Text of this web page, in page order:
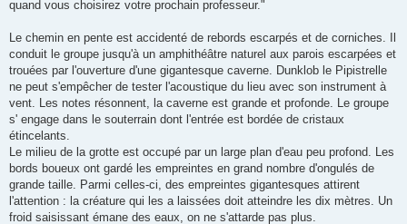
quand vous choisirez votre prochain professeur."
Le chemin en pente est accidenté de rebords escarpés et de corniches. Il
conduit le groupe jusqu'à un amphithéâtre naturel aux parois escarpées et
trouées par l'ouverture d'une gigantesque caverne. Dunklob le Pipistrelle
ne peut s'empêcher de tester l'acoustique du lieu avec son instrument à
vent. Les notes résonnent, la caverne est grande et profonde. Le groupe
s' engage dans le souterrain dont l'entrée est bordée de cristaux
étincelants.
Le milieu de la grotte est occupé par un large plan d'eau peu profond. Les
bords boueux ont gardé les empreintes en grand nombre d'ongulés de
grande taille. Parmi celles-ci, des empreintes gigantesques attirent
l'attention : la créature qui les a laissées doit atteindre les dix mètres. Un
froid saisissant émane des eaux, on ne s'attarde pas plus.